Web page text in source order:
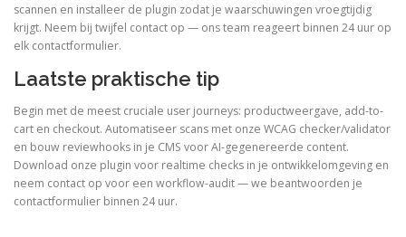
scannen en installeer de plugin zodat je waarschuwingen vroegtijdig
krijgt. Neem bij twijfel contact op — ons team reageert binnen 24 uur op
elk contactformulier.
Laatste praktische tip
Begin met de meest cruciale user journeys: productweergave, add-to-
cart en checkout. Automatiseer scans met onze WCAG checker/validator
en bouw reviewhooks in je CMS voor AI-gegenereerde content.
Download onze plugin voor realtime checks in je ontwikkelomgeving en
neem contact op voor een workflow-audit — we beantwoorden je
contactformulier binnen 24 uur.